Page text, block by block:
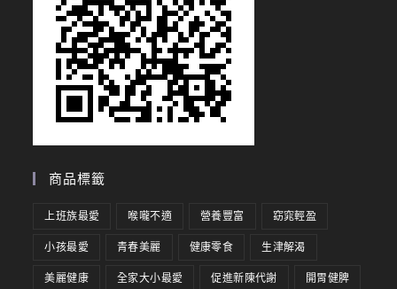
商品標籤
上班族最愛 喉嚨不適 營養豐富 窈窕輕盈
小孩最愛 青春美麗 健康零食 生津解渴
美麗健康 全家大小最愛 促進新陳代謝 開胃健脾